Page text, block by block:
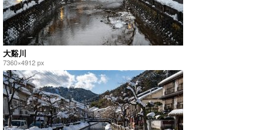
大谿川
7360×4912 px